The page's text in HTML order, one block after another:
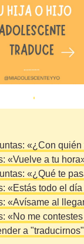
«¿Con quién
«Vuelve a tu
«¿Qué te
«Estás todo el
«Avísame al
«No me
a